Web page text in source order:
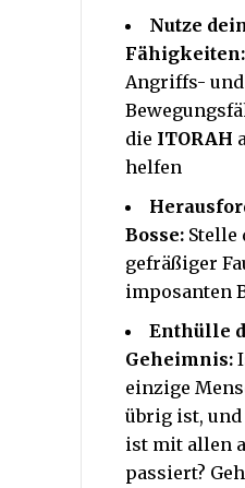
Nutze
Fähigkeiten:
Angriffs- und
die ITORAH
helfen
Bosse: Stelle
gefräßiger
imposanten
Enthülle
Geheimnis:
einzige
übrig ist, und
ist mit allen
passiert?